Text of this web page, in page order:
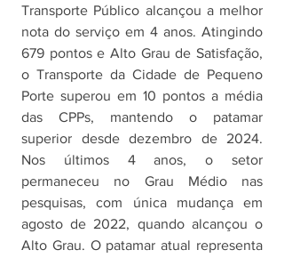
Transporte Público alcançou a melhor
nota do serviço em 4 anos. Atingindo
679 pontos e Alto Grau de Satisfação,
o Transporte da Cidade de Pequeno
Porte superou em 10 pontos a média
das CPPs, mantendo o patamar
superior desde dezembro de 2024.
Nos últimos 4 anos, o setor
permaneceu no Grau Médio nas
pesquisas, com única mudança em
agosto de 2022, quando alcançou o
Alto Grau. O patamar atual representa